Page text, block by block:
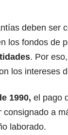
deben ser
los fondos de
. Por
los intereses
1990, el pago
a
laborado.